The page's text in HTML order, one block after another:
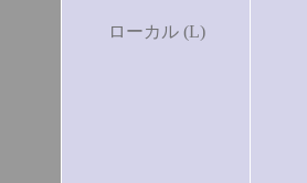
ローカル (L)